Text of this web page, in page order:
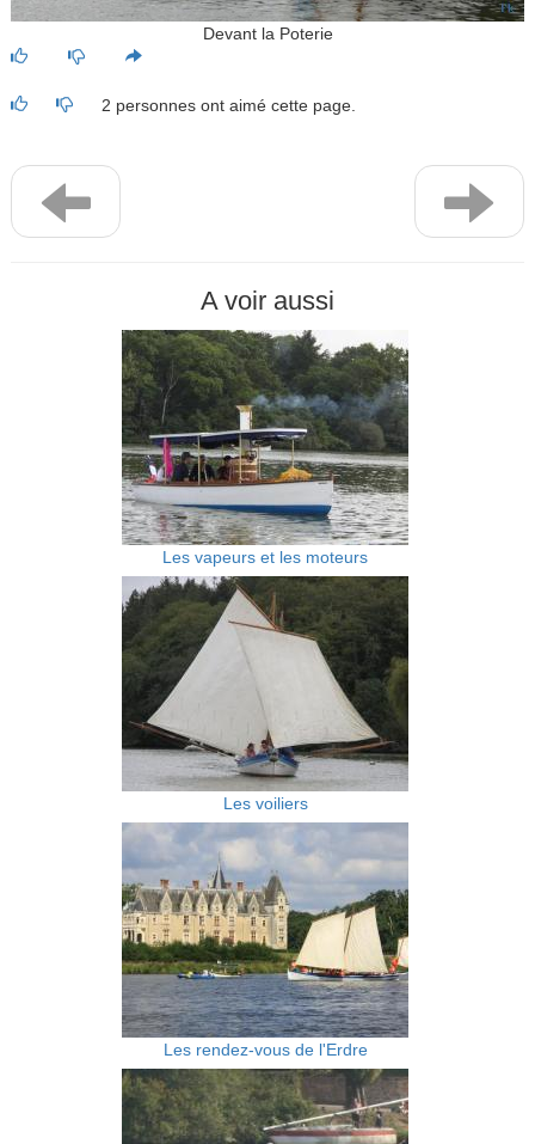
Devant la Poterie
2 personnes ont aimé cette page.
A voir aussi
Les vapeurs et les moteurs
Les voiliers
Les rendez-vous de l'Erdre